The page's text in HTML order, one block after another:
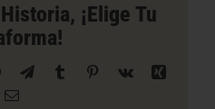
ciudad
de
¡elige Tu
WhatsAppTelegrama
Tumblr Pinterest
Vk
Xing
Correo